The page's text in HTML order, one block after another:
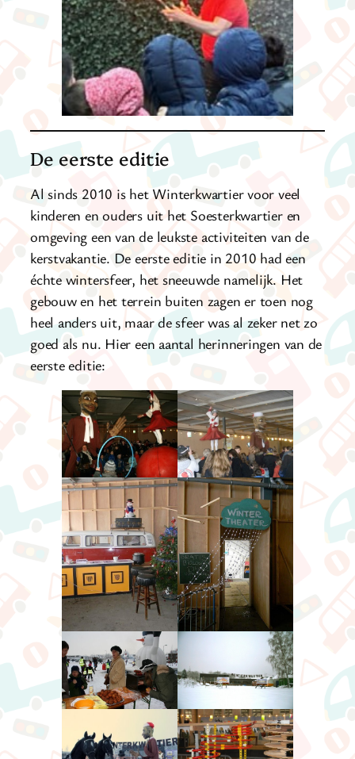
De eerste editie
Al sinds 2010 is het Winterkwartier voor veel
kinderen en ouders uit het Soesterkwartier en
omgeving een van de leukste activiteiten van de
kerstvakantie. De eerste editie in 2010 had een
échte wintersfeer, het sneeuwde namelijk. Het
gebouw en het terrein buiten zagen er toen nog
heel anders uit, maar de sfeer was al zeker net zo
goed als nu. Hier een aantal herinneringen van de
eerste editie: